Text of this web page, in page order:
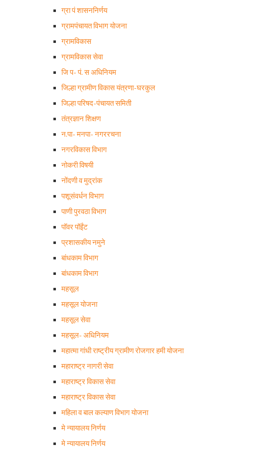
ग्रा पं शासननिर्णय
ग्रामपंचायत विभाग योजना
ग्रामविकास
ग्रामविकास सेवा
जि प- पं. स अधिनियम
जिल्हा ग्रामीण विकास यंत्रणा-घरकुल
जिल्हा परिषद-पंचायत समिती
तंत्रज्ञान शिक्षण
न.पा- मनपा- नगररचना
नगरविकास विभाग
नोकरी विषयी
नोंदणी व मुद्रांक
पशूसंवर्धन विभाग
पाणी पुरवठा विभाग
पॉवर पॉईंट
प्रशासकीय नमुने
बांधकाम विभाग
बांधकाम विभाग
महसूल
महसूल योजना
महसूल सेवा
महसूल- अधिनियम
महात्मा गांधी राष्ट्रीय ग्रामीण रोजगार हमी योजना
महाराष्ट्र नागरी सेवा
महाराष्ट्र विकास सेवा
महाराष्ट्र विकास सेवा
महिला व बाल कल्याण विभाग योजना
मे न्यायालय निर्णय
मे न्यायालय निर्णय